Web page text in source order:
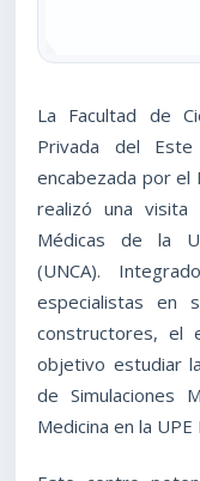
La Facultad de
Privada del Este
encabezada por el
realizó una visita
Médicas de la
(UNCA).
especialistas en
constructores, el
objetivo estudiar
de Simulaciones
Medicina en la UPE